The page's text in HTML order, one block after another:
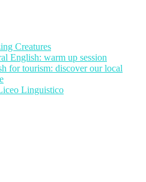
Creatures
English: warm up session
for tourism: discover our local
Linguistico